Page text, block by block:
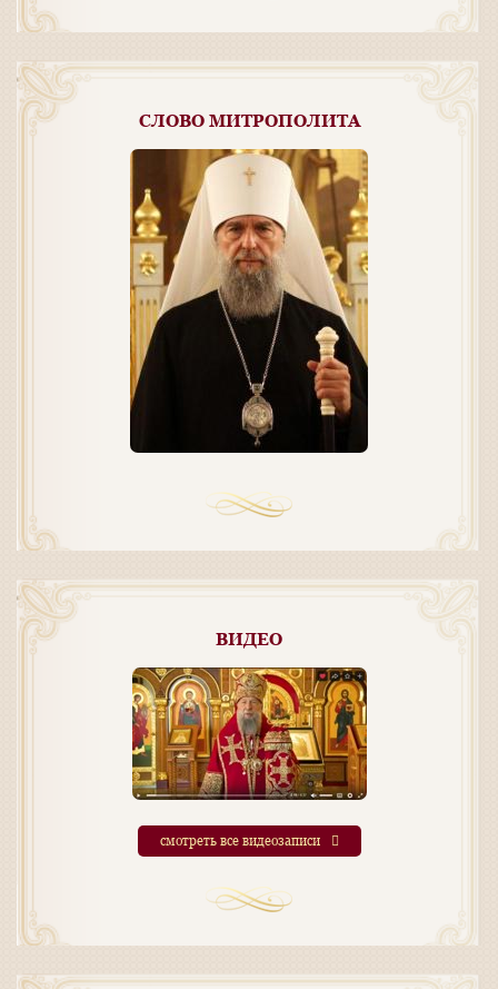
СЛОВО МИТРОПОЛИТА
ВИДЕО
смотреть все видеозаписи